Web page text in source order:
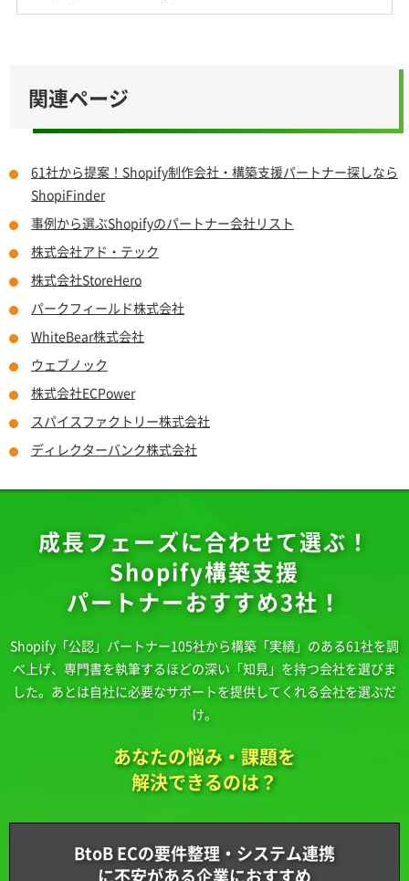
関連ページ
61社から提案！Shopify制作会社・構築支援パートナー探しなら
ShopiFinder
事例から選ぶShopifyのパートナー会社リスト
株式会社アド・テック
株式会社StoreHero
パークフィールド株式会社
WhiteBear株式会社
ウェブノック
株式会社ECPower
スパイスファクトリー株式会社
ディレクターバンク株式会社
成長フェーズに合わせて選ぶ！
Shopify構築支援
パートナーおすすめ3社！
Shopify「公認」パートナー105社から構築「実績」のある61社を調
べ上げ、 専門書を執筆するほどの深い「知見」を持つ会社を選びま
した。 あとは自社に必要なサポートを提供してくれる会社を選ぶだ
け。
あなたの悩み・課題を
解決できるのは？
BtoB ECの要件整理・システム連携
に不安がある企業におすすめ